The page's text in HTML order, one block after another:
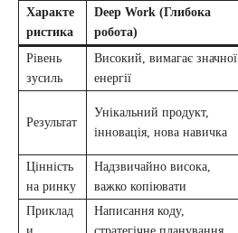
Характе
ристика
Deep Work (Глибока
робота)
Рівень
зусиль
Високий, вимагає значної
енергії
Результат
Унікальний продукт,
інновація, нова навичка
Цінність
на ринку
Надзвичайно висока,
важко копіювати
Приклад
Написання коду,